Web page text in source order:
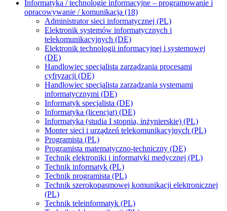
Informatyka / technologie informacyjne – programowanie i
opracowywanie / komunikacja (18)
Administrator sieci informatycznej (PL)
Elektronik systemów informatycznych i
telekomunikacyjnych (DE)
Elektronik technologii informacyjnej i systemowej
(DE)
Handlowiec specjalista zarządzania procesami
cyfryzacji (DE)
Handlowiec specjalista zarządzania systemami
informatycznymi (DE)
Informatyk specjalista (DE)
Informatyka (licencjat) (DE)
Informatyka (studia I stopnia, inżynierskie) (PL)
Monter sieci i urządzeń telekomunikacyjnych (PL)
Programista (PL)
Programista matematyczno-techniczny (DE)
Technik elektroniki i informatyki medycznej (PL)
Technik informatyk (PL)
Technik programista (PL)
Technik szerokopasmowej komunikacji elektronicznej
(PL)
Technik teleinformatyk (PL)